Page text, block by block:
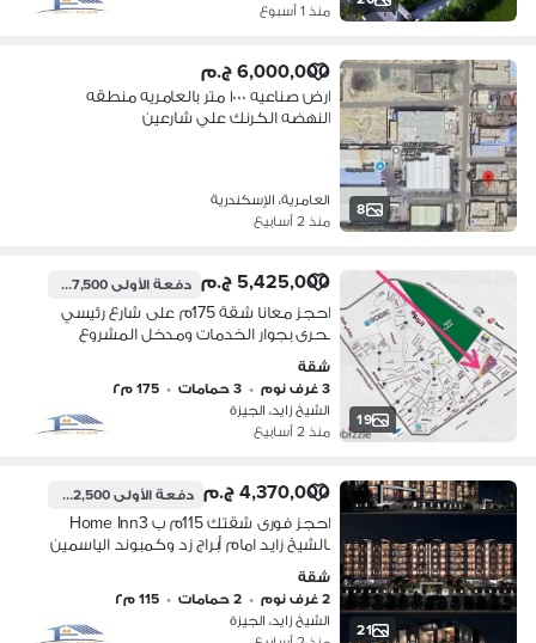
منذ 1 أسبوع
8
6,000,000 ج.م
ارض صناعيه ١٠٠٠ متر بالعامريه منطقه
النهضه الكرنك علي شارعين
العامرية، الإسكندرية
منذ 2 أسابيع
19
5,425,000 ج.م دفعة الأولى1,627,500 ج.م
احجز معانا شقة 175م على شارع رئيسي
بحرى بجوار الخدمات ومدخل المشروع
بالشيخ زايد امام فيلدج ويست درة وخلف
بالقسط
شقة
3 غرف نوم
• 3 حمامات • 175 م٢
الشيخ زايد، الجيزة
منذ 2 أسابيع
21
4,370,000 ج.م دفعة الأولى1,092,500 ج.م
احجز فورى شقتك 115م ب Home Inn3
بالشيخ زايد امام أبراج زد وكمبوند الياسمين
بجوار كمبوند الربوة تانى نمرة من النزهة
بالقرب من هايبر1 بالتقسيط على 7سنين
شقة
2 غرف نوم
• 2 حمامات • 115 م٢
الشيخ زايد، الجيزة